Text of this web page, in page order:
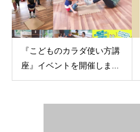
『こどものカラダ使い方講
座』イベントを開催しま...